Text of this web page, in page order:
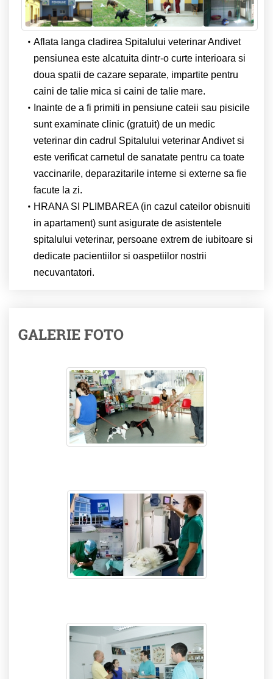
Aflata langa cladirea Spitalului veterinar Andivet
pensiunea este alcatuita dintr-o curte interioara si
doua spatii de cazare separate, impartite pentru
caini de talie mica si caini de talie mare.
Inainte de a fi primiti in pensiune cateii sau pisicile
sunt examinate clinic (gratuit) de un medic
veterinar din cadrul Spitalului veterinar Andivet si
este verificat carnetul de sanatate pentru ca toate
vaccinarile, deparazitarile interne si externe sa fie
facute la zi.
HRANA SI PLIMBAREA (in cazul cateilor obisnuiti
in apartament) sunt asigurate de asistentele
spitalului veterinar, persoane extrem de iubitoare si
dedicate pacientiilor si oaspetiilor nostrii
necuvantatori.
GALERIE FOTO